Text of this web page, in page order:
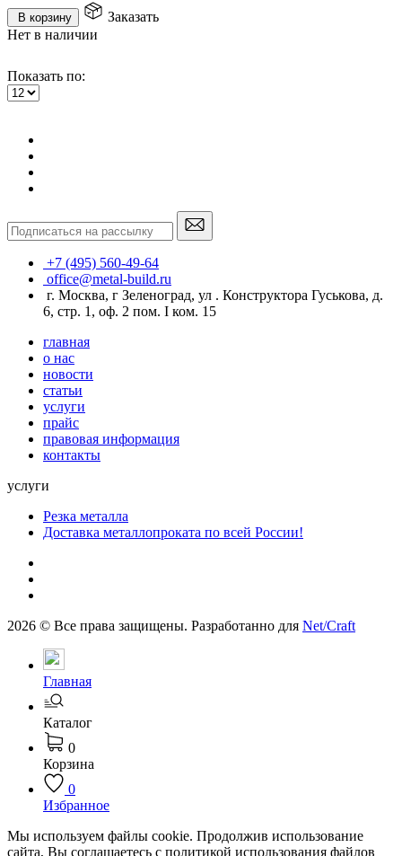
В корзину
Заказать
Нет в наличии
Показать по:
+7 (495) 560-49-64
office@metal-build.ru
г. Москва, г Зеленоград, ул . Конструктора Гуськова, д.
6, стр. 1, оф. 2 пом. I ком. 15
главная
о нас
новости
статьи
услуги
прайс
правовая информация
контакты
услуги
Резка металла
Доставка металлопроката по всей России!
2026 © Все права защищены. Разработанно для Net/Craft
Главная
Каталог
0
Корзина
0
Избранное
Мы используем файлы cookie. Продолжив использование
сайта, Вы соглашаетесь с политикой использования файлов